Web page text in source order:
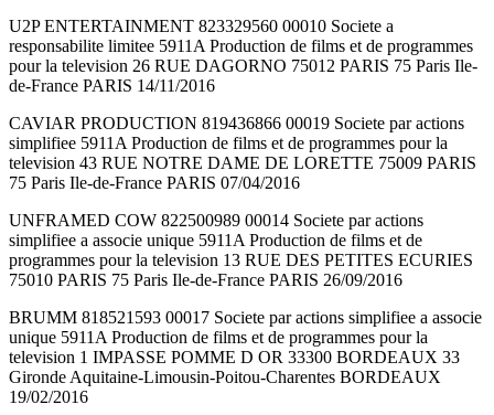
U2P ENTERTAINMENT 823329560 00010 Societe a
responsabilite limitee 5911A Production de films et de programmes
pour la television 26 RUE DAGORNO 75012 PARIS 75 Paris Ile-
de-France PARIS 14/11/2016
CAVIAR PRODUCTION 819436866 00019 Societe par actions
simplifiee 5911A Production de films et de programmes pour la
television 43 RUE NOTRE DAME DE LORETTE 75009 PARIS
75 Paris Ile-de-France PARIS 07/04/2016
UNFRAMED COW 822500989 00014 Societe par actions
simplifiee a associe unique 5911A Production de films et de
programmes pour la television 13 RUE DES PETITES ECURIES
75010 PARIS 75 Paris Ile-de-France PARIS 26/09/2016
BRUMM 818521593 00017 Societe par actions simplifiee a associe
unique 5911A Production de films et de programmes pour la
television 1 IMPASSE POMME D OR 33300 BORDEAUX 33
Gironde Aquitaine-Limousin-Poitou-Charentes BORDEAUX
19/02/2016